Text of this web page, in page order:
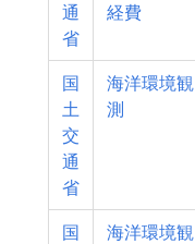
通
省
経費
国
土
交
通
省
海洋環境観
測
国
海洋環境観